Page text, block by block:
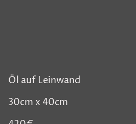
Öl auf Leinwand
30cm x 40cm